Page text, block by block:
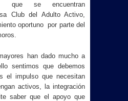
que se encuentran
Club del Adulto Activo,
oportuno por parte del
han dado mucho a
sentimos que debemos
el impulso que necesitan
activos, la integración
saber que el apoyo que